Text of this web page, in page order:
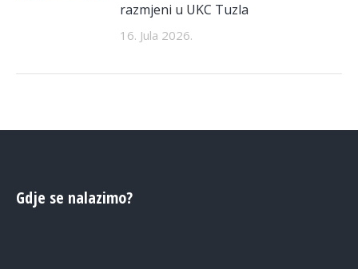
razmjeni u UKC Tuzla
16. Jula 2026.
Gdje se nalazimo?